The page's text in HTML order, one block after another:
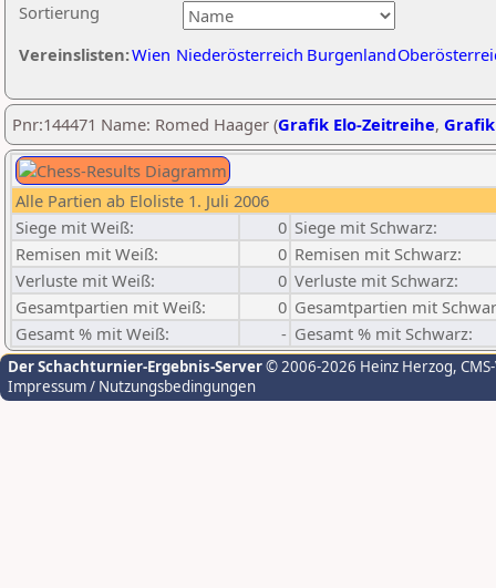
Sortierung
Vereinslisten:Wien Niederösterreich Burgenland
Pnr:144471 Name: Romed Haager (Grafik Elo-Zeitreihe,
Alle Partien ab Eloliste 1. Juli 2006
Siege mit Weiß:
0 Siege mit Schwarz:
Remisen mit Weiß:
0 Remisen mit Schwarz:
Verluste mit Weiß:
0 Verluste mit Schwarz:
Gesamtpartien mit Weiß:
0 Gesamtpartien mit
Gesamt % mit Weiß:
- Gesamt % mit Schwarz:
Der Schachturnier-Ergebnis-Server© 2006-2026 Heinz Herzog,
Impressum / Nutzungsbedingungen